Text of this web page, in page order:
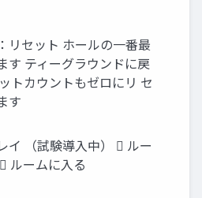
リセット ホールの一番最
す ティーグラウンドに戻
トカウントもゼロにリ セ
す
イ （試験導入中）  ルー
ルームに入る